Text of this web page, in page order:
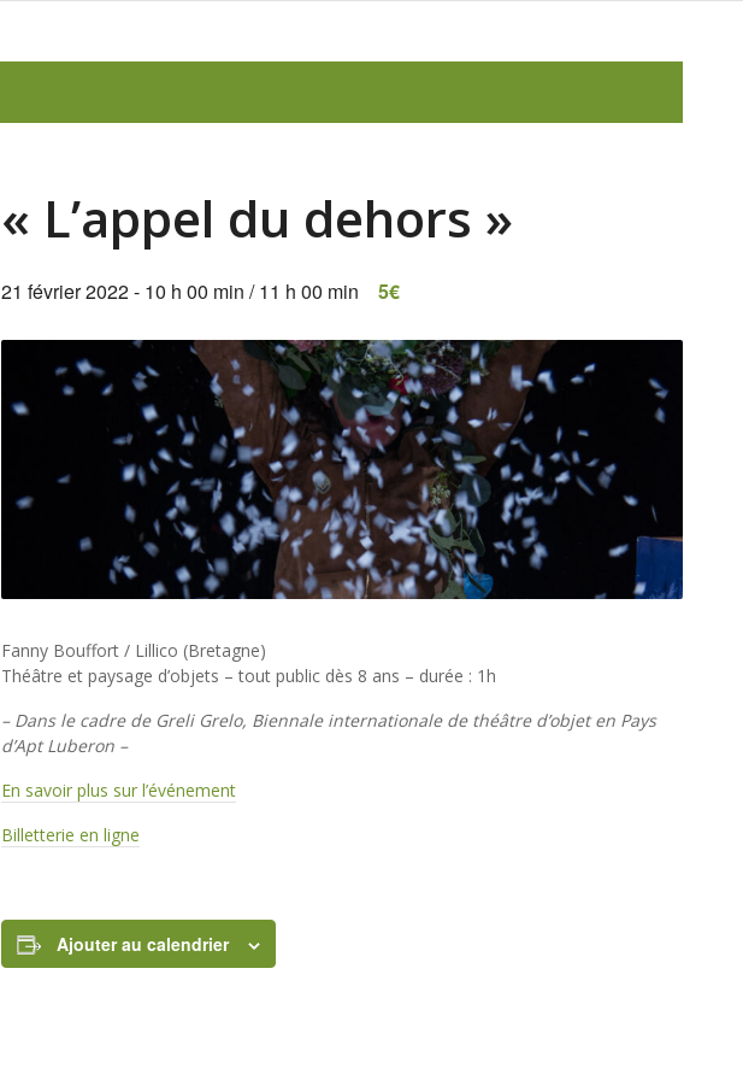
« L’appel du dehors »
21 février 2022 - 10 h 00 min /11 h 00 min 5€
Fanny Bouffort / Lillico (Bretagne)
Théâtre et paysage d’objets – tout public dès 8 ans – durée : 1h
– Dans le cadre de Greli Grelo, Biennale internationale de théâtre d’objet en Pays
d’Apt Luberon –
En savoir plus sur l’événement
Billetterie en ligne
Ajouter au calendrier